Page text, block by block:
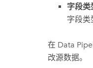
字段类
字段类
在 Data
改源数据。